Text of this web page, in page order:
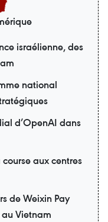
israélienne, des
national
d’OpenAI dans
aux centres
de Weixin Pay
Vietnam